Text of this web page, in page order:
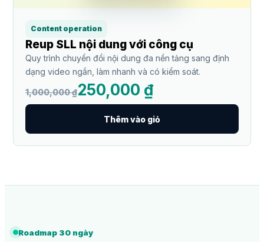
Content operation
Reup SLL nội dung với công cụ
Quy trình chuyển đổi nội dung đa nền tảng sang định
dạng video ngắn, làm nhanh và có kiểm soát.
1,000,000 ₫250,000 ₫
Thêm vào giỏ
Roadmap 30 ngày